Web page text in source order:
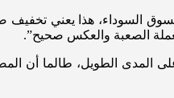
السوداء، هذا يعني
الصعبة والعكس صحيح”.
المدى الطويل، طالما أن